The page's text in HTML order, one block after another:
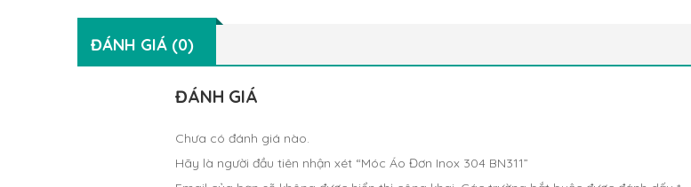
ĐÁNH GIÁ (0)
ĐÁNH GIÁ
Chưa có đánh giá nào.
Hãy là người đầu tiên nhận xét “Móc Áo Đơn Inox 304 BN311”